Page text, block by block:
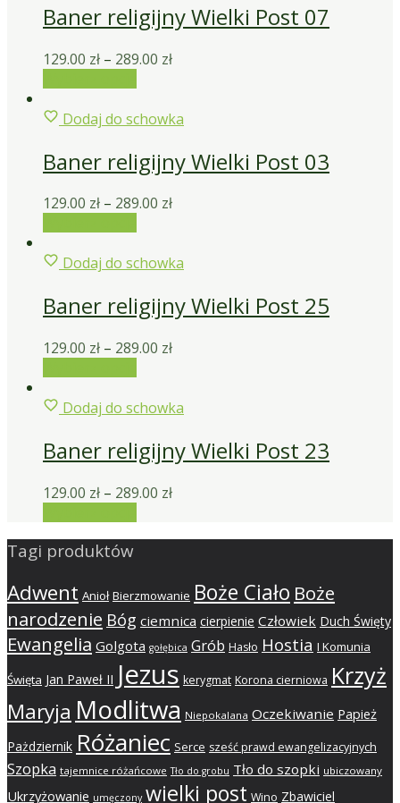
Baner religijny Wielki Post 07
129.00 zł – 289.00 zł
Dodaj do schowka
Baner religijny Wielki Post 03
129.00 zł – 289.00 zł
Dodaj do schowka
Baner religijny Wielki Post 25
129.00 zł – 289.00 zł
Dodaj do schowka
Baner religijny Wielki Post 23
129.00 zł – 289.00 zł
Tagi produktów
Adwent Anioł Bierzmowanie Boże Ciało Boże
narodzenie Bóg ciemnica cierpienie Człowiek Duch Święty
Ewangelia Golgota gołębica Grób Hasło Hostia I Komunia
Święta Jan Paweł II Jezus kerygmat Korona cierniowa Krzyż
Maryja Modlitwa Niepokalana Oczekiwanie Papież
Pażdziernik Różaniec Serce sześć prawd ewangelizacyjnych
Szopka tajemnice różańcowe Tło do grobu Tło do szopki ubiczowany
Ukrzyżowanie umęczony wielki post Wino Zbawiciel